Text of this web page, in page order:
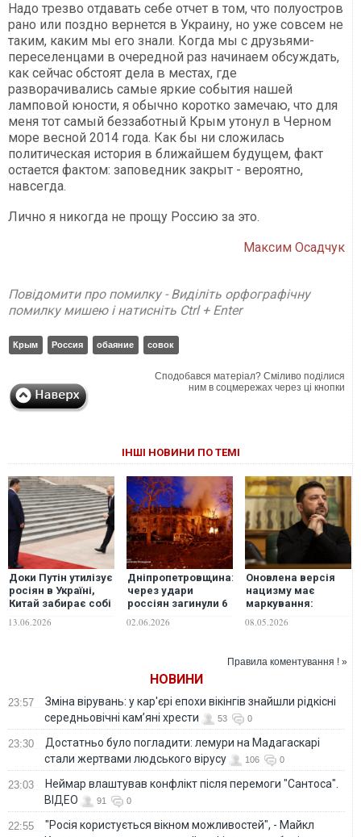
Надо трезво отдавать себе отчет в том, что полуостров
рано или поздно вернется в Украину, но уже совсем не
таким, каким мы его знали. Когда мы с друзьями-
переселенцами в очередной раз начинаем обсуждать,
как сейчас обстоят дела в местах, где
разворачивались самые яркие события нашей
ламповой юности, я обычно коротко замечаю, что для
меня тот самый беззаботный Крым утонул в Черном
море весной 2014 года. Как бы ни сложилась
политическая история в ближайшем будущем, факт
остается фактом: заповедник закрыт - вероятно,
навсегда.
Лично я никогда не прощу Россию за это.
Максим Осадчук
Повідомити про помилку - Виділіть орфографічну
помилку мишею і натисніть Ctrl + Enter
Крым Россия обаяние совок
Сподобався матеріал? Сміливо поділися
ним в соцмережах через ці кнопки
ІНШІ НОВИНИ ПО ТЕМІ
Доки Путін утилізує
росіян в Україні,
Китай забирає собі
бою, - The Hill
13.06.2026
Дніпропетровщина:
через удари
россіян загинули 6
рятувальник, ще 36
02.06.2026
Оновлена версія
нацизму має
маркування:
России", -
08.05.2026
Правила коментування ! »
НОВИНИ
23:57
Зміна вірувань: у кар'єрі епохи вікінгів знайшли рідкісні
середньовічні кам’яні хрести
53 0
23:30
Достатньо було погладити: лемури на Мадагаскарі
стали жертвами людського вірусу
106 0
23:03
Неймар влаштував конфлікт після перемоги "Сантоса".
ВІДЕО
91 0
22:55
"Росія користується вікном можливостей", - Майкл